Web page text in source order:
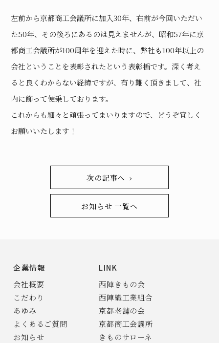
左前から京都商工会議所に加入30年、右前が今回いただい
た50年、その後ろにあるのは見えませんが、昭和57年に京
都商工会議所が100周年を迎えた時に、弊社も100年以上の
会社ということを表彰されたという表彰楯です。深く考え
ると良くわからない経緯ですが、有り難く頂きまして、社
内に飾って便乗しております。
これからも細々と頑張ってまいりますので、どうぞ宜しく
お願いいたします！
次の記事へ ›
お知らせ 一覧へ
企業情報
会社概要
こだわり
あゆみ
よくあるご質問
お知らせ
LINK
西陣きもの会
西陣織工業組合
京都老舗の会
京都商工会議所
きものサローネ